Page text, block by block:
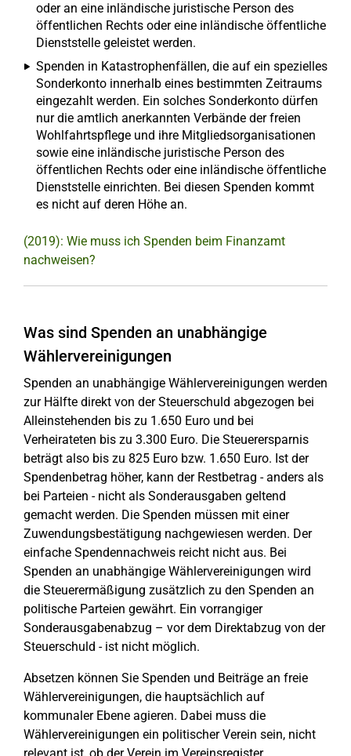
oder an eine inländische juristische Person des
öffentlichen Rechts oder eine inländische öffentliche
Dienststelle geleistet werden.
Spenden in Katastrophenfällen, die auf ein spezielles
Sonderkonto innerhalb eines bestimmten Zeitraums
eingezahlt werden. Ein solches Sonderkonto dürfen
nur die amtlich anerkannten Verbände der freien
Wohlfahrtspflege und ihre Mitgliedsorganisationen
sowie eine inländische juristische Person des
öffentlichen Rechts oder eine inländische öffentliche
Dienststelle einrichten. Bei diesen Spenden kommt
es nicht auf deren Höhe an.
(2019): Wie muss ich Spenden beim Finanzamt
nachweisen?
Was sind Spenden an unabhängige
Wählervereinigungen
Spenden an unabhängige Wählervereinigungen werden
zur Hälfte direkt von der Steuerschuld abgezogen bei
Alleinstehenden bis zu 1.650 Euro und bei
Verheirateten bis zu 3.300 Euro. Die Steuerersparnis
beträgt also bis zu 825 Euro bzw. 1.650 Euro. Ist der
Spendenbetrag höher, kann der Restbetrag - anders als
bei Parteien - nicht als Sonderausgaben geltend
gemacht werden. Die Spenden müssen mit einer
Zuwendungsbestätigung nachgewiesen werden. Der
einfache Spendennachweis reicht nicht aus. Bei
Spenden an unabhängige Wählervereinigungen wird
die Steuerermäßigung zusätzlich zu den Spenden an
politische Parteien gewährt. Ein vorrangiger
Sonderausgabenabzug – vor dem Direktabzug von der
Steuerschuld - ist nicht möglich.
Absetzen können Sie Spenden und Beiträge an freie
Wählervereinigungen, die hauptsächlich auf
kommunaler Ebene agieren. Dabei muss die
Wählervereinigungen ein politischer Verein sein, nicht